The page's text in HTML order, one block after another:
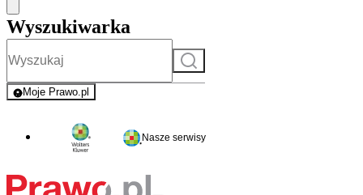
Wyszukiwarka
Szukaj
Moje Prawo.pl
- rejestracja i logowanie do serwisu
Nasze serwisy